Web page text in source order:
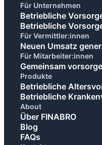
Für Unternehmen
Betriebliche
Betriebliche
Für Vermittler:innen
Neuen Umsatz
Für Mitarbeiter:innen
Gemeinsam
Produkte
Betriebliche
Betriebliche
About
Über FINABRO
Blog
FAQs